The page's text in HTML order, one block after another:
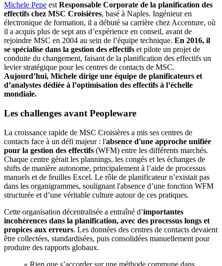
Michele Pepe est Responsable Corporate de la planification des
effectifs chez MSC Croisières, basé à Naples. Ingénieur en
électronique de formation, il a débuté sa carrière chez Accenture, où
il a acquis plus de sept ans d’expérience en conseil, avant de
rejoindre MSC en 2004 au sein de l’équipe technique. En 2016, il
se spécialise dans la gestion des effectifs et pilote un projet de
conduite du changement, faisant de la planification des effectifs un
levier stratégique pour les centres de contacts de MSC.
Aujourd’hui, Michele dirige une équipe de planificateurs et
d’analystes dédiée à l’optimisation des effectifs à l’échelle
mondiale.
Les challenges avant Peopleware
La croissance rapide de MSC Croisières a mis ses centres de
contacts face à un défi majeur : l'absence d'une approche unifiée
pour la gestion des effectifs (WFM) entre les différents marchés.
Chaque centre gérait les plannings, les congés et les échanges de
shifts de manière autonome, principalement à l’aide de processus
manuels et de feuilles Excel. Le rôle de planificateur n’existait pas
dans les organigrammes, soulignant l'absence d’une fonction WFM
structurée et d’une véritable culture autour de ces pratiques.
Cette organisation décentralisée a entraîné d’importantes
incohérences dans la planification, avec des processus longs et
propices aux erreurs. Les données des centres de contacts devaient
être collectées, standardisées, puis consolidées manuellement pour
produire des rapports globaux.
« Rien que s’accorder sur une méthode commune dans